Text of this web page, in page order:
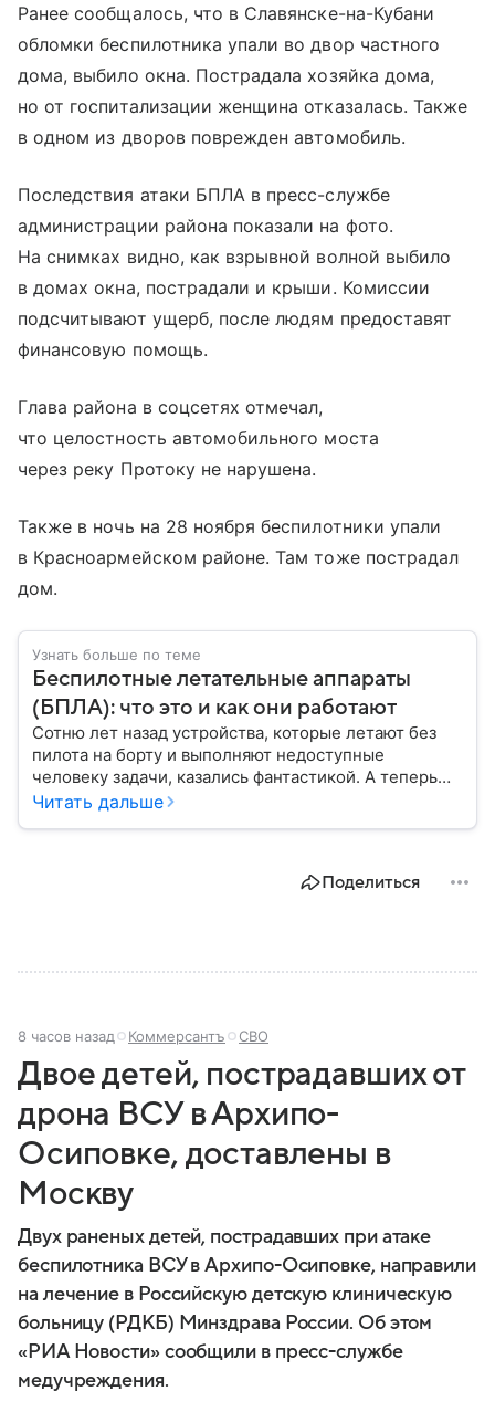
Ранее сообщалось, что в Славянске-на-Кубани
обломки беспилотника упали во двор частного
дома, выбило окна. Пострадала хозяйка дома,
но от госпитализации женщина отказалась. Также
в одном из дворов поврежден автомобиль.
Последствия атаки БПЛА в пресс-службе
администрации района показали на фото.
На снимках видно, как взрывной волной выбило
в домах окна, пострадали и крыши. Комиссии
подсчитывают ущерб, после людям предоставят
финансовую помощь.
Глава района в соцсетях отмечал,
что целостность автомобильного моста
через реку Протоку не нарушена.
Также в ночь на 28 ноября беспилотники упали
в Красноармейском районе. Там тоже пострадал
дом.
Узнать больше по теме
Беспилотные летательные аппараты
(БПЛА): что это и как они работают
Сотню лет назад устройства, которые летают без
пилота на борту и выполняют недоступные
человеку задачи, казались фантастикой. А теперь
они стали реальностью: собрали главное о
Читать дальше
Поделиться
8 часов назад Коммерсантъ СВО
Двое детей, пострадавших от
дрона ВСУ в Архипо-
Осиповке, доставлены в
Москву
Двух раненых детей, пострадавших при атаке
беспилотника ВСУ в Архипо-Осиповке, направили
на лечение в Российскую детскую клиническую
больницу (РДКБ) Минздрава России. Об этом
«РИА Новости» сообщили в пресс-службе
медучреждения.